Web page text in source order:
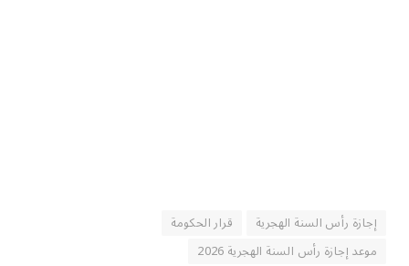
إجازة رأس السنة الهجرية
قرار الحكومة
موعد إجازة رأس السنة الهجرية 2026